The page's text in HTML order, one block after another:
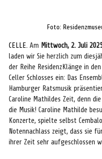
Foto:
CELLE. Am Mittwoch, 2. Juli
laden wir Sie herzlich zum
der Reihe ResidenzKlänge in
Celler Schlosses ein: Das
Hamburger Ratsmusik
Caroline Mathildes Zeit, denn
die Musik! Caroline Mathilde
Konzerte, spielte selbst
Notennachlass zeigt, dass sie
ihrer Zeit sehr aufgeschlossen